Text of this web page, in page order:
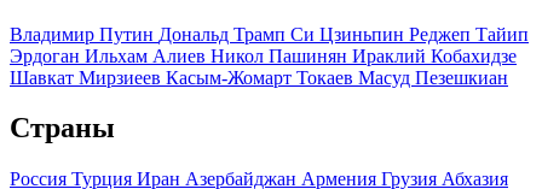
Владимир Путин Дональд Трамп Си Цзиньпин Реджеп Тайип
Эрдоган Ильхам Алиев Никол Пашинян Ираклий Кобахидзе
Шавкат Мирзиеев Касым-Жомарт Токаев Масуд Пезешкиан
Страны
Россия Турция Иран Азербайджан Армения Грузия Абхазия